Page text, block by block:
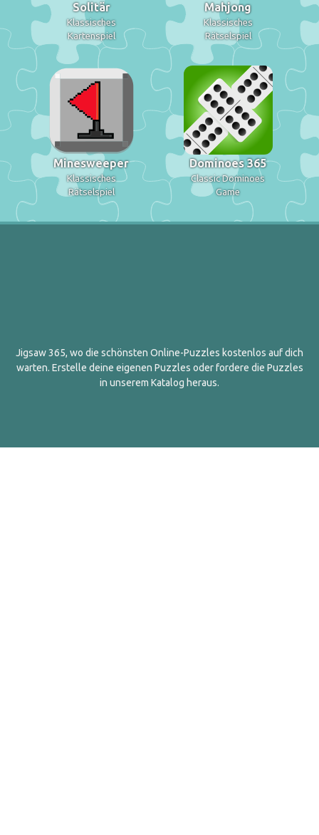
Solitär
Klassisches
Kartenspiel
Mahjong
Klassisches
Rätselspiel
Minesweeper
Klassisches
Rätselspiel
Dominoes 365
Classic Dominoes
Game
Jigsaw 365, wo die schönsten Online-Puzzles kostenlos auf dich
warten. Erstelle deine eigenen Puzzles oder fordere die Puzzles
in unserem Katalog heraus.